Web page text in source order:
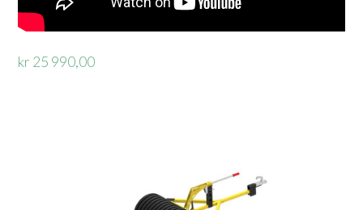
kr 25 990,00